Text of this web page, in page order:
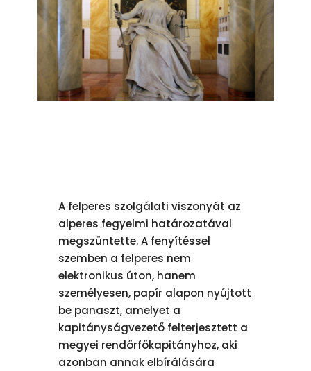
A felperes szolgálati viszonyát az
alperes fegyelmi határozatával
megszüntette. A fenyítéssel
szemben a felperes nem
elektronikus úton, hanem
személyesen, papír alapon nyújtott
be panaszt, amelyet a
kapitányságvezető felterjesztett a
megyei rendőrfőkapitányhoz, aki
azonban annak elbírálására